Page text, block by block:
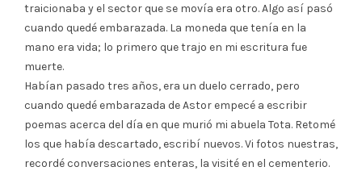
traicionaba y el sector que se movía era otro. Algo así pasó
cuando quedé embarazada. La moneda que tenía en la
mano era vida; lo primero que trajo en mi escritura fue
muerte.
Habían pasado tres años, era un duelo cerrado, pero
cuando quedé embarazada de Astor empecé a escribir
poemas acerca del día en que murió mi abuela Tota. Retomé
los que había descartado, escribí nuevos. Vi fotos nuestras,
recordé conversaciones enteras, la visité en el cementerio.